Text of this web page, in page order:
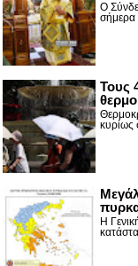
Ο
σήμερα
Τους
κυρίως
Η